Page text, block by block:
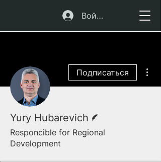
Войти
Подписаться
Yury Hubarevich
Responcible for Regional
Development